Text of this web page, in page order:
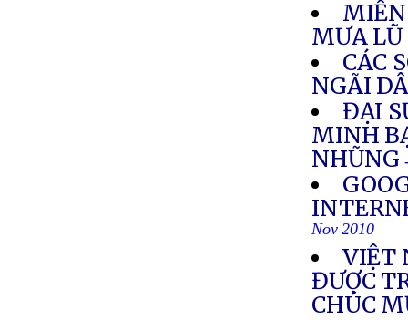
MƯA LŨ
CÁC
NGÃI
ĐẠI
MINH
NHŨNG
Nov 2010
VIỆT
ĐƯỢC
CHÚC